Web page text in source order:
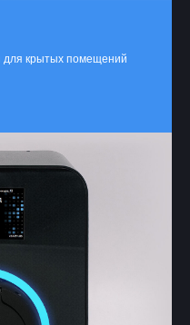
для крытых помещений